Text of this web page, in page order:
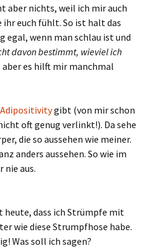
aber nichts, weil ich mir auch
euch fühlt. So ist halt das
egal, wenn man schlau ist und
davon bestimmt, wieviel ich
aber es hilft mir manchmal
Adipositivitygibt (von mir schon
oft genug verlinkt!). Da sehe
die so aussehen wie meiner.
anders aussehen. So wie im
nie aus.
heute, dass ich Strümpfe mit
wie diese Strumpfhose habe.
Was soll ich sagen?